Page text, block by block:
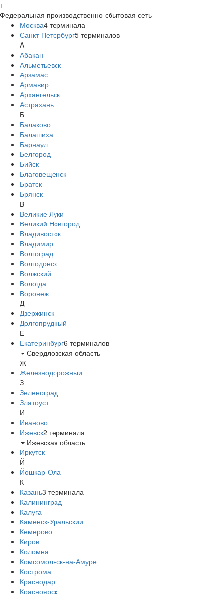
+
Федеральная производственно-сбытовая сеть
Москва4 терминала
Санкт-Петербург5 терминалов
A
Абакан
Альметьевск
Арзамас
Армавир
Архангельск
Астрахань
Б
Балаково
Балашиха
Барнаул
Белгород
Бийск
Благовещенск
Братск
Брянск
В
Великие Луки
Великий Новгород
Владивосток
Владимир
Волгоград
Волгодонск
Волжский
Вологда
Воронеж
Д
Дзержинск
Долгопрудный
Е
Екатеринбург6 терминалов
Свердловская область
Ж
Железнодорожный
З
Зеленоград
Златоуст
И
Иваново
Ижевск2 терминала
Ижевская область
Иркутск
Й
Йошкар-Ола
К
Казань3 терминала
Калининград
Калуга
Каменск-Уральский
Кемерово
Киров
Коломна
Комсомольск-на-Амуре
Кострома
Краснодар
Красноярск